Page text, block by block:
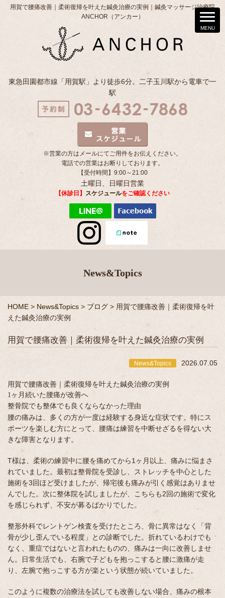
用賀で腰痛改善｜柔術復帰を叶えた鍼灸治療の実例｜鍼灸マッサージ治療院
ANCHOR（アンカー）
東急田園都市線「用賀駅」より徒歩6分。二子玉川駅から電車で一
駅
※営業の方はメールにてご用件をお伝えください。
電話での営業はお断りしております。
【受付時間】9:00～21:00
土曜日、日曜日営業
【休診日】 スケジュールをご確認ください
News&Topics
HOME > News&Topics > ブログ> 用賀で腰痛改善｜柔術復帰を叶
えた鍼灸治療の実例
用賀で腰痛改善｜柔術復帰を叶えた鍼灸治療の実例
News&Topics 2026.07.05
用賀で腰痛改善｜柔術復帰を叶えた鍼灸治療の実例
1ヶ月続いた腰痛が改善へ
整骨院でも整体でも良くならなかった理由
腰の痛みは、多くの方が一度は経験する身近な症状です。特にス
ポーツを楽しむ方にとって、腰痛は練習を中断せざるを得ない大
きな障害となります。
T様は、柔術の練習中に腰を痛めてから1ヶ月以上、痛みに悩まさ
れていました。最初は整骨院を受診し、ストレッチを中心とした
施術を3回ほど受けましたが、帰宅後も痛みが引く感覚はありませ
んでした。次に整体院を試しましたが、こちらも2回の施術で変化
を感じられず、不安が募るばかりでした。
整形外科でレントゲン検査を受けたところ、骨に異常はなく「背
骨が少し歪んでいる程度」との診断でした。折れているわけでも
なく、重症ではないと言われたものの、痛みは一向に改善しませ
ん。日常生活でも、右腕で子どもを抱っこすると腰に激痛が走
り、左腕で抱っこする方が楽という状態が続いていました。
このように複数の治療法を試しても改善しない場合、痛みの根本